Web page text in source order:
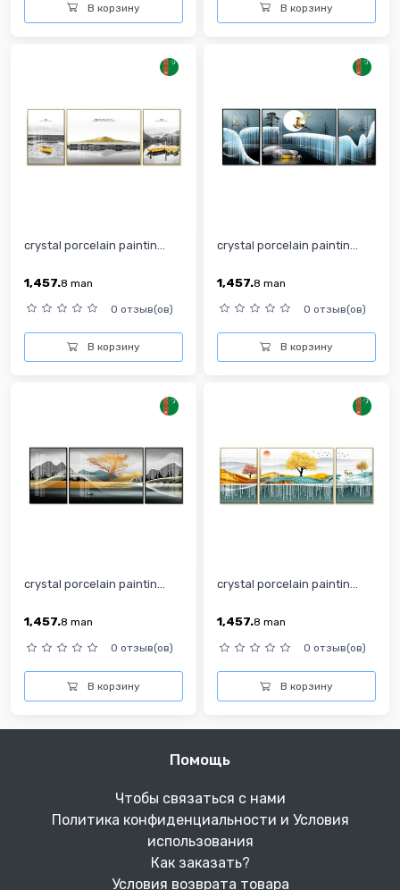
В корзину В корзину
crystal porcelain paintin...
1,457.8 man
0 отзыв(ов)
В корзину
crystal porcelain paintin...
1,457.8 man
0 отзыв(ов)
В корзину
crystal porcelain paintin...
1,457.8 man
0 отзыв(ов)
В корзину
crystal porcelain paintin...
1,457.8 man
0 отзыв(ов)
В корзину
Помощь
Чтобы связаться с нами
Политика конфиденциальности и Условия
использования
Как заказать?
Условия возврата товара